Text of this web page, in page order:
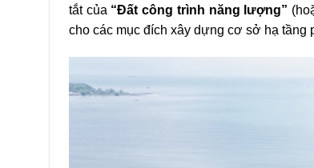
tắt của “Đất công trình năng lượng”
cho các mục đích xây dựng cơ sở hạ